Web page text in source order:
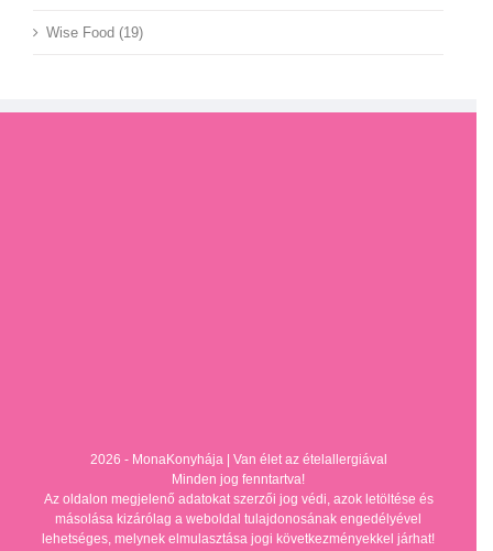
Wise Food (19)
2026 - MonaKonyhája | Van élet az ételallergiával
Minden jog fenntartva!
Az oldalon megjelenő adatokat szerzői jog védi, azok letöltése és
másolása kizárólag a weboldal tulajdonosának engedélyével
lehetséges, melynek elmulasztása jogi következményekkel járhat!